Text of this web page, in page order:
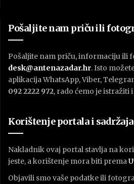
Pošaljite nam priču ili
Pošaljite nam priču, informaciju ili
desk@antenazadar.hr. Isto
aplikacija WhatsApp, Viber,
092 2222 972, rado ćemo je istražiti
Korištenje portala i sadržaja
Nakladnik ovaj portal stavlja na
jeste, a korištenje mora biti premaU
Objavili smo vaše podatke ili